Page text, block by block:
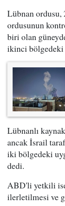
Lübnan ordusu,
ordusunun
biri olan
ikinci bölgedeki
Lübnanlı
ancak İsrail
iki bölgedeki
dedi.
ABD'li yetkili
ilerletilmesi ve